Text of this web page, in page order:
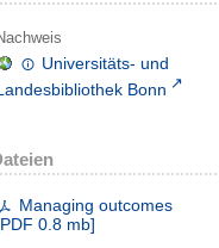
Universitäts- und
Bonn
Managing outcomes
PDF 0.8 mb]